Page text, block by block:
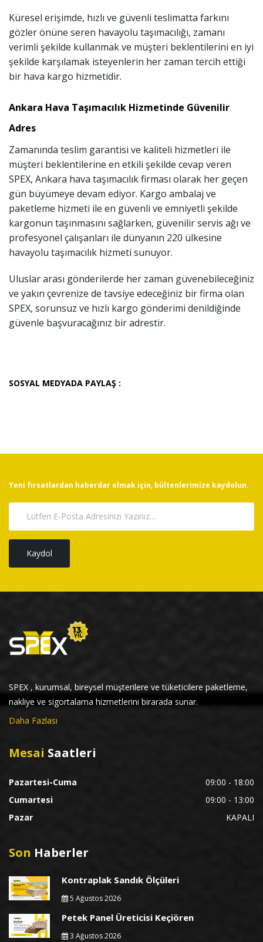
Küresel erişimde, hızlı ve güvenli teslimatta farkını
gözler önüne seren havayolu taşımacılığı, zamanı
verimli şekilde kullanmak ve müşteri beklentilerini en iyi
şekilde karşılamak isteyenlerin her zaman tercih ettiği
bir hava kargo hizmetidir.
Ankara Hava Taşımacılık Hizmetinde Güvenilir
Adres
Zamanında teslim garantisi ve kaliteli hizmetleri ile
müşteri beklentilerine en etkili şekilde cevap veren
SPEX, Ankara hava taşımacılık firması olarak her geçen
gün büyümeye devam ediyor. Kargo ambalaj ve
paketleme hizmeti ile en güvenli ve emniyetli şekilde
kargonun taşınmasını sağlarken, güvenilir servis ağı ve
profesyonel çalışanları ile dünyanın 220 ülkesine
havayolu taşımacılık hizmeti sunuyor.
Uluslar arası gönderilerde her zaman güvenebileceğiniz
ve yakın çevrenize de tavsiye edeceğiniz bir firma olan
SPEX, sorunsuz ve hızlı kargo gönderimi denildiğinde
güvenle başvuracağınız bir adrestir.
SOSYAL MEDYADA PAYLAŞ :
Yeni fırsatlardan haberdar olmak için, bültenlerimize kaydolun.
Kaydol
SPEX , kurumsal, bireysel müşterilere ve tüketicilere paketleme,
nakliye ve sigortalama hizmetlerini birarada sunar.
Daha Fazlası
Mesai Saatleri
Pazartesi-Cuma
09:00 - 18:00
Cumartesi
09:00 - 13:00
Pazar
KAPALI
Son Haberler
Kontraplak Sandık Ölçüleri
5 Ağustos 2026
Petek Panel Üreticisi Keçiören
3 Ağustos 2026